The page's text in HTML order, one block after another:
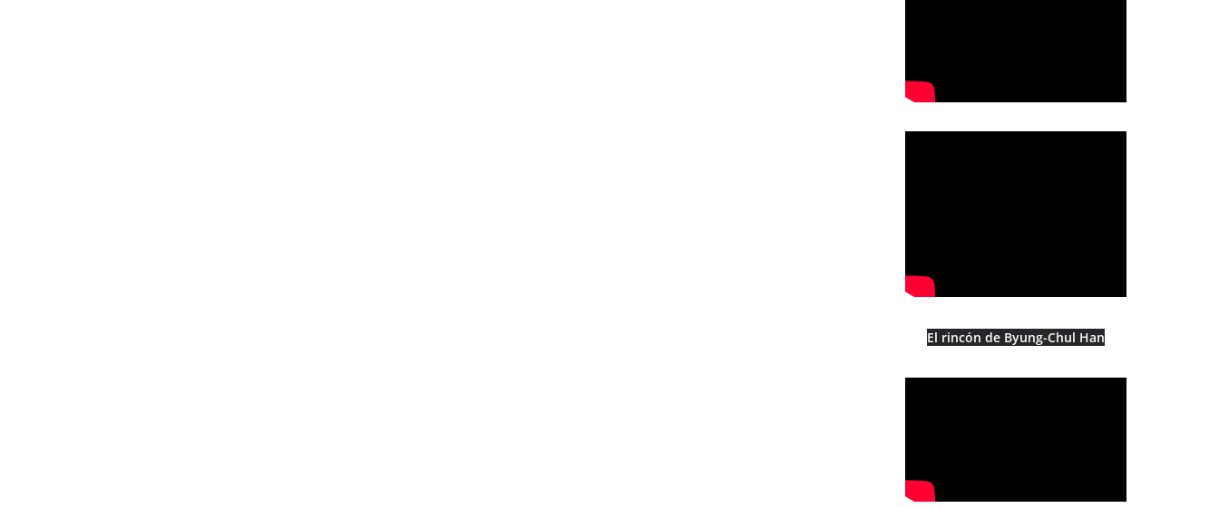
El rincón de Byung-Chul Han